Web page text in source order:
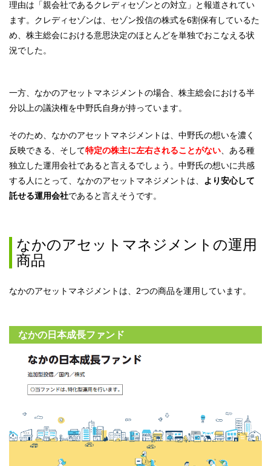
理由は「親会社であるクレディセゾンとの対立」と報道されてい
ます。クレディセゾンは、セゾン投信の株式を6割保有しているた
め、株主総会における意思決定のほとんどを単独でおこなえる状
況でした。
一方、なかのアセットマネジメントの場合、株主総会における半
分以上の議決権を中野氏自身が持っています。
そのため、なかのアセットマネジメントは、中野氏の想いを濃く
反映できる、そして特定の株主に左右されることがない 、ある種
独立した運用会社であると言えるでしょう。中野氏の想いに共感
する人にとって、なかのアセットマネジメントは、
より安心して
託せる運用会社であると言えそうです。
なかのアセットマネジメントの運用
商品
なかのアセットマネジメントは、2つの商品を運用しています。
なかの日本成長ファンド